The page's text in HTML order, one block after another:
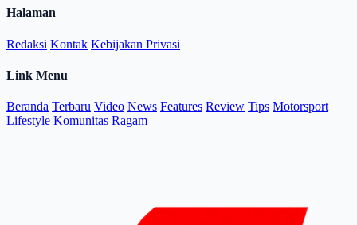
Halaman
Redaksi Kontak Kebijakan Privasi
Link Menu
Beranda Terbaru Video News Features Review Tips Motorsport
Lifestyle Komunitas Ragam